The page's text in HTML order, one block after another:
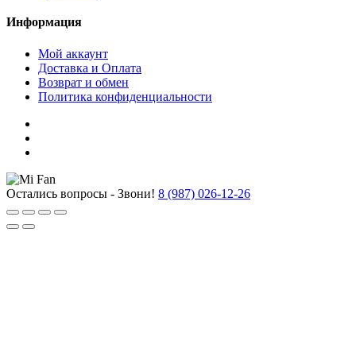
Информация
Мой аккаунт
Доставка и Оплата
Возврат и обмен
Политика конфиденциальности
Остались вопросы - Звони! 8 (987) 026-12-26